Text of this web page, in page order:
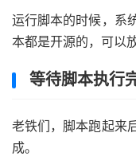
运行脚本的时候，系
本都是开源的，可以
等待脚本执行
老铁们，脚本跑起来
成。